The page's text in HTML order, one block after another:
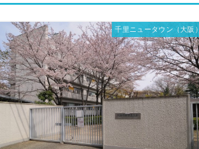
千里ニュータウン（大阪）